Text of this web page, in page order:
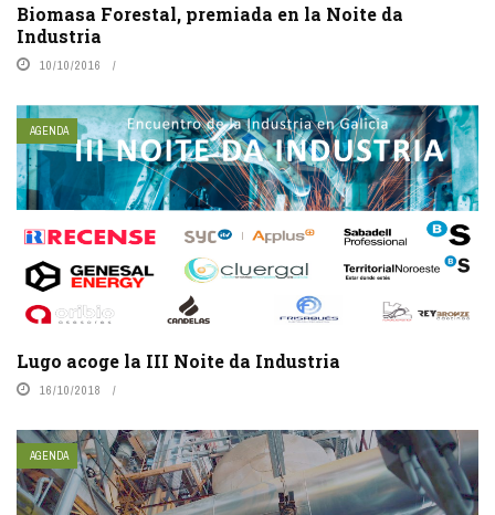
Biomasa Forestal, premiada en la Noite da
Industria
10/10/2016
AGENDA
Lugo acoge la III Noite da Industria
16/10/2018
AGENDA